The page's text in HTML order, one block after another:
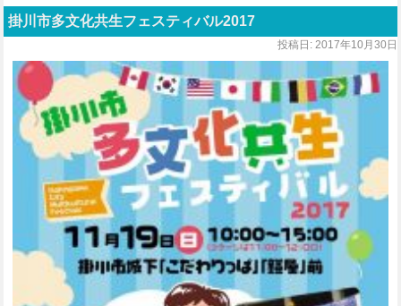
掛川市多文化共生フェスティバル2017
投稿日: 2017年10月30日